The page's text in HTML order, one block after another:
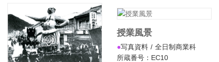
授業風景
写真資料
全日制商業科
所蔵番号：EC10